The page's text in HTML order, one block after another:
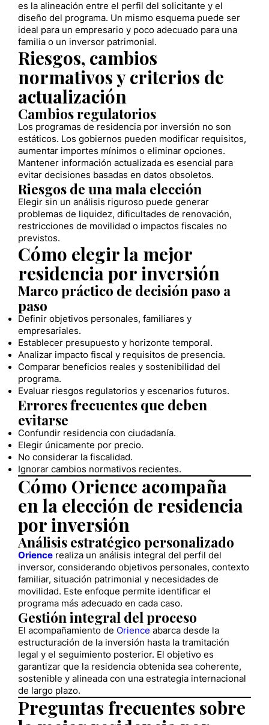
es la alineación entre el perfil del solicitante y el
diseño del programa. Un mismo esquema puede ser
ideal para un empresario y poco adecuado para una
familia o un inversor patrimonial.
Riesgos, cambios
normativos y criterios de
actualización
Cambios regulatorios
Los programas de residencia por inversión no son
estáticos. Los gobiernos pueden modificar requisitos,
aumentar importes mínimos o eliminar opciones.
Mantener información actualizada es esencial para
evitar decisiones basadas en datos obsoletos.
Riesgos de una mala elección
Elegir sin un análisis riguroso puede generar
problemas de liquidez, dificultades de renovación,
restricciones de movilidad o impactos fiscales no
previstos.
Cómo elegir la mejor
residencia por inversión
Marco práctico de decisión paso a
paso
Definir objetivos personales, familiares y
empresariales.
Establecer presupuesto y horizonte temporal.
Analizar impacto fiscal y requisitos de presencia.
Comparar beneficios reales y sostenibilidad del
programa.
Evaluar riesgos regulatorios y escenarios futuros.
Errores frecuentes que deben
evitarse
Confundir residencia con ciudadanía.
Elegir únicamente por precio.
No considerar la fiscalidad.
Ignorar cambios normativos recientes.
Cómo Orience acompaña
en la elección de residencia
por inversión
Análisis estratégico personalizado
Orience realiza un análisis integral del perfil del
inversor, considerando objetivos personales, contexto
familiar, situación patrimonial y necesidades de
movilidad. Este enfoque permite identificar el
programa más adecuado en cada caso.
Gestión integral del proceso
El acompañamiento de Orience abarca desde la
estructuración de la inversión hasta la tramitación
legal y el seguimiento posterior. El objetivo es
garantizar que la residencia obtenida sea coherente,
sostenible y alineada con una estrategia internacional
de largo plazo.
Preguntas frecuentes sobre